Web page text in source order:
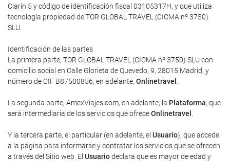
Clarín 5 y código de identificación fiscal 03105317H, y que utiliza
tecnología propiedad de TOR GLOBAL TRAVEL (CICMA nº 3750)
SLU.
Identificación de las partes
La primera parte, TOR GLOBAL TRAVEL (CICMA nº 3750) SLU con
domicilio social en Calle Glorieta de Quevedo, 9, 28015 Madrid, y
número de CIF B87500856, en adelante, Onlinetravel
La segunda parte, AmexViajes.com, en adelante, la Plataforma, que
será intermediaria de los servicios que ofreceOnlinetravel
Y la tercera parte, el particular (en adelante, el Usuario), que accede
a la página para informarse y contratar los servicios que se ofrecen
a través del Sitio web. El Usuariodeclara que es mayor de edad y